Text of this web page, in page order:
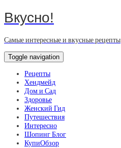
Вкусно!
Самые интересные и вкусные рецепты
Toggle navigation
Рецепты
Хендмейд
Дом и Сад
Здоровье
Женский Гид
Путешествия
Интересно
Шопинг Блог
КупиОбзор